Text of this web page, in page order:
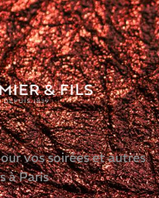
vos soirées et autres
à Paris